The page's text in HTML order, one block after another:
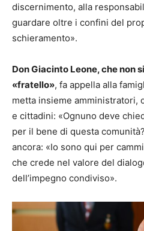
discernimento, alla
guardare oltre i confini del
schieramento».
Don Giacinto Leone, che non
«fratello», fa appella alla
metta insieme amministratori,
e cittadini: «Ognuno deve
per il bene di questa
ancora: «Io sono qui per
che crede nel valore del
dell’impegno condiviso».